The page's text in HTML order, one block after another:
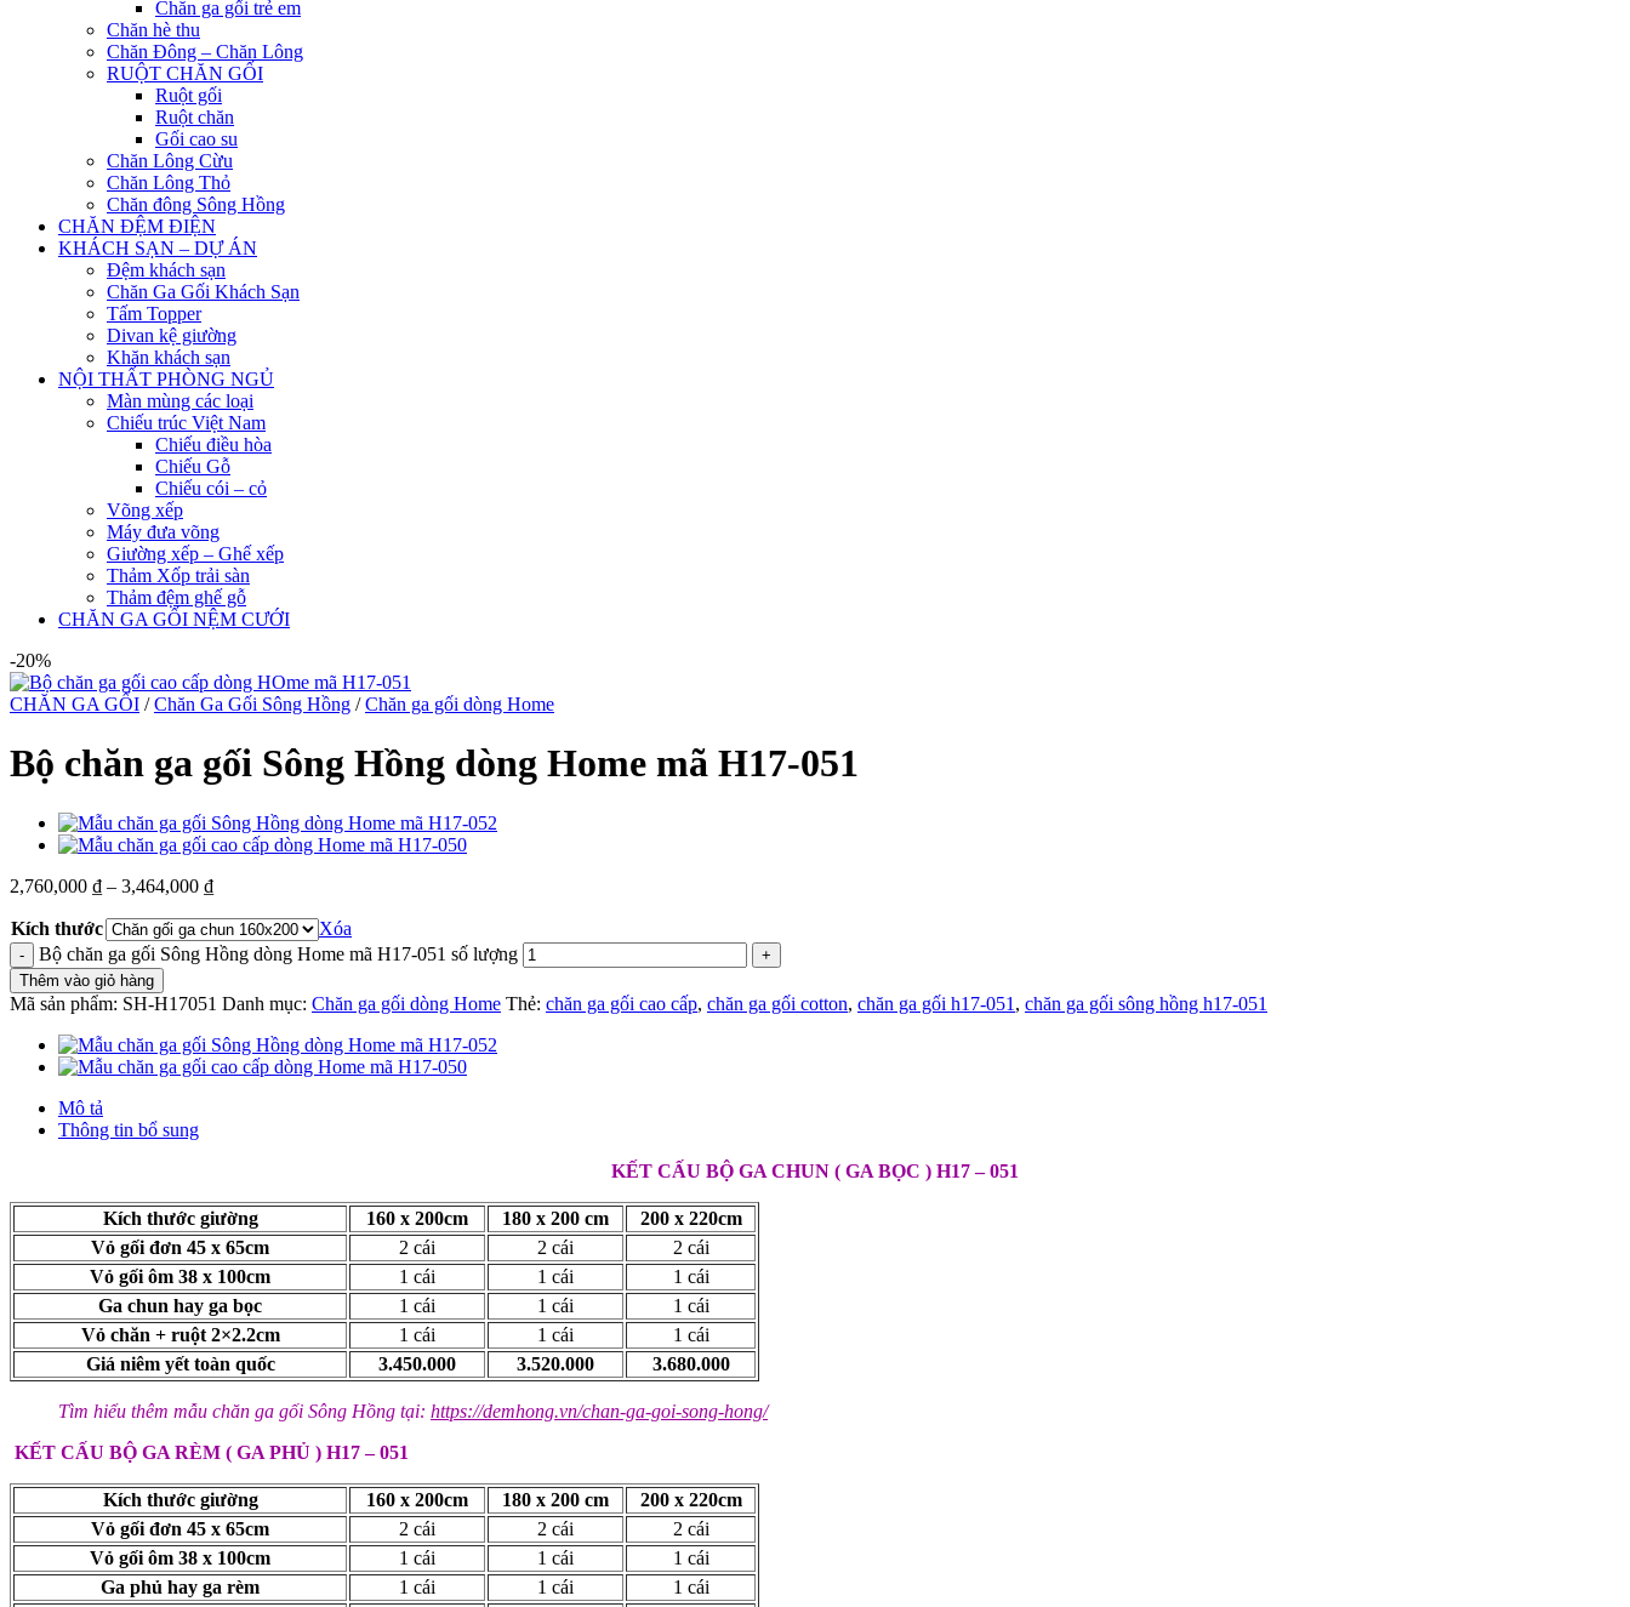
Chăn ga gối trẻ em
Chăn hè thu
Chăn Đông – Chăn Lông
RUỘT CHĂN GỐI
Ruột gối
Ruột chăn
Gối cao su
Chăn Lông Cừu
Chăn Lông Thỏ
Chăn đông Sông Hồng
CHĂN ĐỆM ĐIỆN
KHÁCH SẠN – DỰ ÁN
Đệm khách sạn
Chăn Ga Gối Khách Sạn
Tấm Topper
Divan kệ giường
Khăn khách sạn
NỘI THẤT PHÒNG NGỦ
Màn mùng các loại
Chiếu trúc Việt Nam
Chiếu điều hòa
Chiếu Gỗ
Chiếu cói – cỏ
Võng xếp
Máy đưa võng
Giường xếp – Ghế xếp
Thảm Xốp trải sàn
Thảm đệm ghế gỗ
CHĂN GA GỐI NỆM CƯỚI
-20%
CHĂN GA GỐI / Chăn Ga Gối Sông Hồng / Chăn ga gối dòng Home
Bộ chăn ga gối Sông Hồng dòng Home mã H17-051
2,760,000 ₫ – 3,464,000 ₫
Kích thước
Xóa
Bộ chăn ga gối Sông Hồng dòng Home mã H17-051 số lượng
Thêm vào giỏ hàng
Mã sản phẩm: SH-H17051 Danh mục: Chăn ga gối dòng Home Thẻ: chăn ga gối cao cấp, chăn ga gối cotton, chăn ga gối h17-051 , chăn ga gối sông hồng h17-051
Mô tả
Thông tin bổ sung
KẾT CẤU BỘ GA CHUN ( GA BỌC ) H17 – 051
Kích thước giường 160 x 200cm 180 x 200 cm
200 x 220cm
Vỏ gối đơn 45 x 65cm
2 cái 2 cái
2 cái
Vỏ gối ôm 38 x 100cm
1 cái 1 cái
1 cái
Ga chun hay ga bọc
1 cái 1 cái
1 cái
Vỏ chăn + ruột 2×2.2cm
1 cái 1 cái
1 cái
Giá niêm yết toàn quốc
3.450.000 3.520.000 3.680.000
Tìm hiểu thêm mẫu chăn ga gối Sông Hồng tại: https://demhong.vn/chan-ga-goi-song-hong/
KẾT CẤU BỘ GA RÈM ( GA PHỦ ) H17 – 051
Kích thước giường 160 x 200cm 180 x 200 cm
200 x 220cm
Vỏ gối đơn 45 x 65cm
2 cái 2 cái
2 cái
Vỏ gối ôm 38 x 100cm
1 cái 1 cái
1 cái
Ga phủ hay ga rèm
1 cái 1 cái
1 cái